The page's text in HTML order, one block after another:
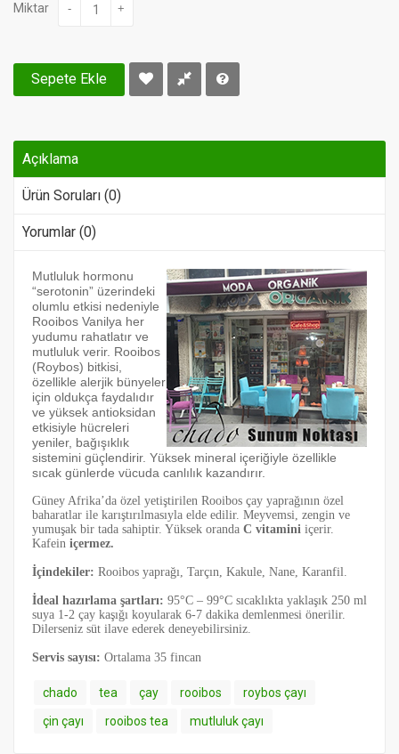
Miktar - +
Sepete Ekle
Açıklama
Ürün Soruları (0)
Yorumlar (0)
Mutluluk hormonu
“serotonin” üzerindeki
olumlu etkisi nedeniyle
Rooibos Vanilya her
yudumu rahatlatır ve
mutluluk verir. Rooibos
(Roybos) bitkisi,
özellikle alerjik bünyeler
için oldukça faydalıdır
ve yüksek antioksidan
etkisiyle hücreleri
yeniler, bağışıklık
sistemini güçlendirir. Yüksek mineral içeriğiyle özellikle
sıcak günlerde vücuda canlılık kazandırır.
Güney Afrika’da özel yetiştirilen Rooibos çay yaprağının özel
baharatlar ile karıştırılmasıyla elde edilir. Meyvemsi, zengin ve
yumuşak bir tada sahiptir. Yüksek oranda C vitamini içerir.
Kafein içermez.
İçindekiler: Rooibos yaprağı, Tarçın, Kakule, Nane, Karanfil.
İdeal hazırlama şartları: 95°C – 99°C sıcaklıkta yaklaşık 250 ml
suya 1-2 çay kaşığı koyularak 6-7 dakika demlenmesi önerilir.
Dilerseniz süt ilave ederek deneyebilirsiniz.
Servis sayısı: Ortalama 35 fincan
chado tea çay rooibos
roybos çayı
çin çayı
rooibos tea mutluluk çayı